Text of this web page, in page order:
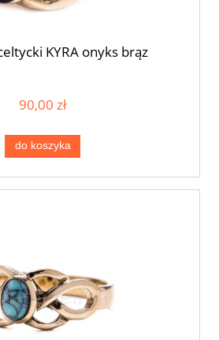
KYRA onyks brąz
90,00 zł
do koszyka